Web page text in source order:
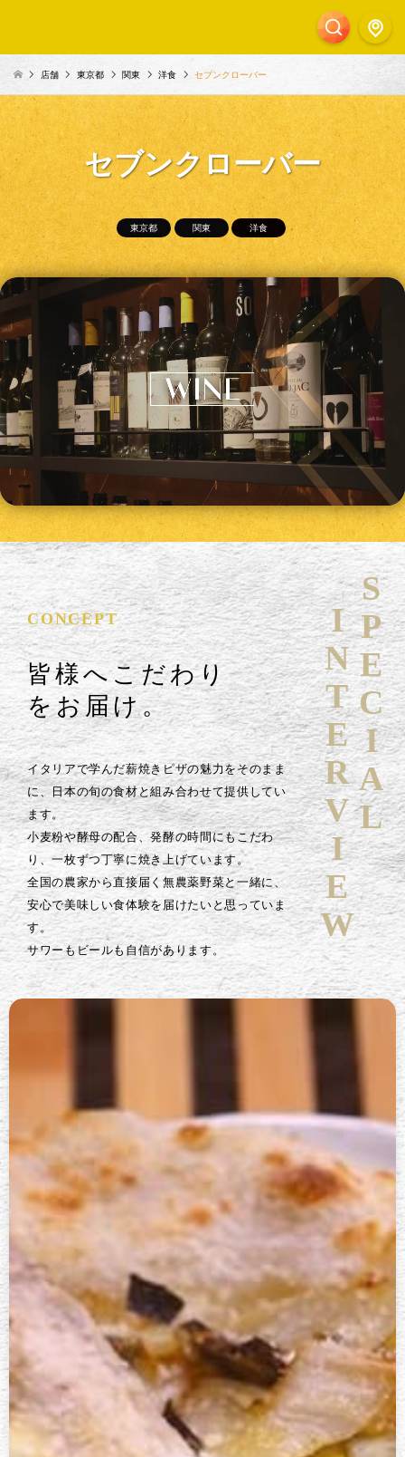
店舗 東京都 関東 洋食 セブンクローバー
セブンクローバー
東京都 関東 洋食
CONCEPT
皆様へこだわり
をお届け。
イタリアで学んだ薪焼きピザの魅力をそのまま
に、日本の旬の食材と組み合わせて提供してい
ます。
小麦粉や酵母の配合、発酵の時間にもこだわ
り、一枚ずつ丁寧に焼き上げています。
全国の農家から直接届く無農薬野菜と一緒に、
安心で美味しい食体験を届けたいと思っていま
す。
サワーもビールも自信があります。
SPECIAL
INTERVIEW